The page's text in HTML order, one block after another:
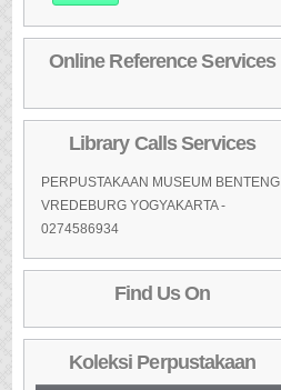
Online Reference Services
Library Calls Services
PERPUSTAKAAN MUSEUM BENTENG
VREDEBURG YOGYAKARTA -
0274586934
Find Us On
Koleksi Perpustakaan